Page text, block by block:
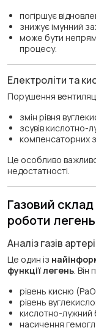
погіршує
знижує імунний
може бути
процесу.
Електроліти та
Порушення
змін рівня
зсувів кислотно-
компенсаторних
Це особливо важливо
недостатності.
Газовий
роботи легень
Аналіз газів
Це один із
функції легень .
рівень кисню
рівень
кислотно-лужний
насичення